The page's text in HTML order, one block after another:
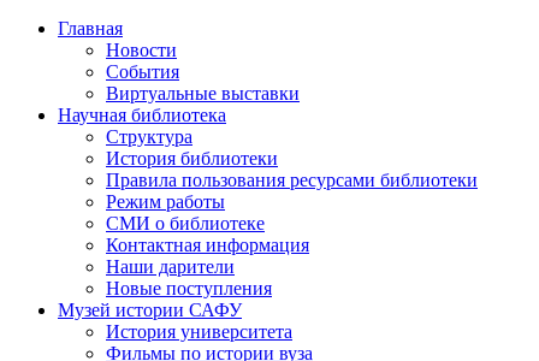
Главная
Новости
События
Виртуальные выставки
Научная библиотека
Структура
История библиотеки
Правила пользования ресурсами библиотеки
Режим работы
СМИ о библиотеке
Контактная информация
Наши дарители
Новые поступления
Музей истории САФУ
История университета
Фильмы по истории вуза